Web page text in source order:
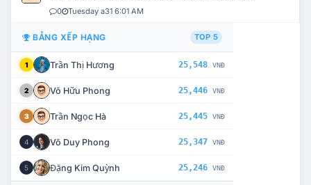
0 Tuesday a31 6:01 AM
BẢNG XẾP HẠNG TOP 5
1 Trần Thị Hương 25,548 VNĐ
2 Võ Hữu Phong 25,446 VNĐ
3 Trần Ngọc Hà 25,445 VNĐ
4 Võ Duy Phong 25,347 VNĐ
5 Đặng Kim Quỳnh 25,246 VNĐ